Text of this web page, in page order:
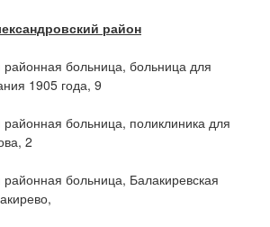
район
районная больница, больница для
1905 года, 9
районная больница, поликлиника для
2
больница, Балакиревская